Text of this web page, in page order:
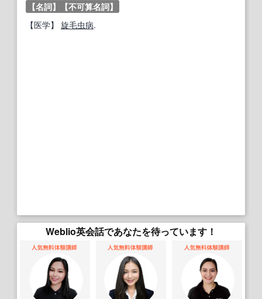
【名詞】
【不可算名詞】
【医学】 旋毛虫病.
Weblio英会話であなたを待っています！